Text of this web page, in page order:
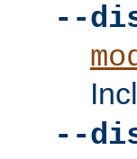
--
--